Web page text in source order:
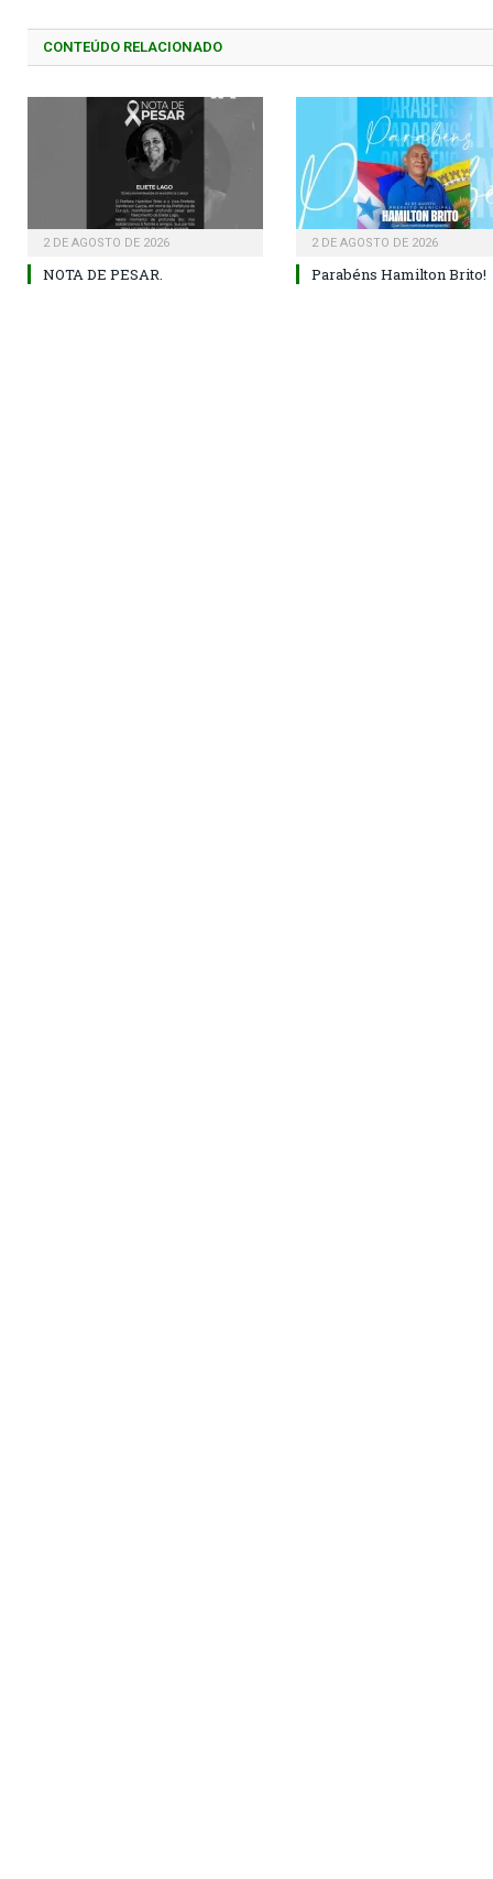
CONTEÚDO RELACIONADO
2 DE AGOSTO DE 2026
NOTA DE PESAR.
2 DE AGOSTO DE 2026
Parabéns Hamilton Brito!